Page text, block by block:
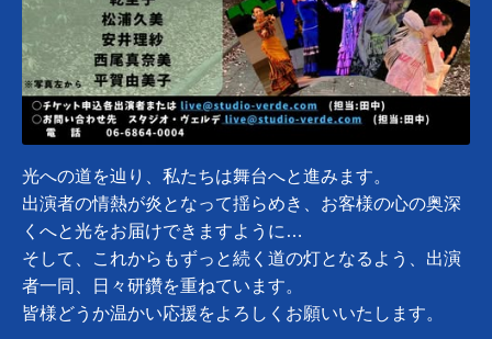
光への道を辿り、私たちは舞台へと進みます。
出演者の情熱が炎となって揺らめき、お客様の心の奥深
くへと光をお届けできますように…
そして、これからもずっと続く道の灯となるよう、出演
者一同、日々研鑽を重ねています。
皆様どうか温かい応援をよろしくお願いいたします。